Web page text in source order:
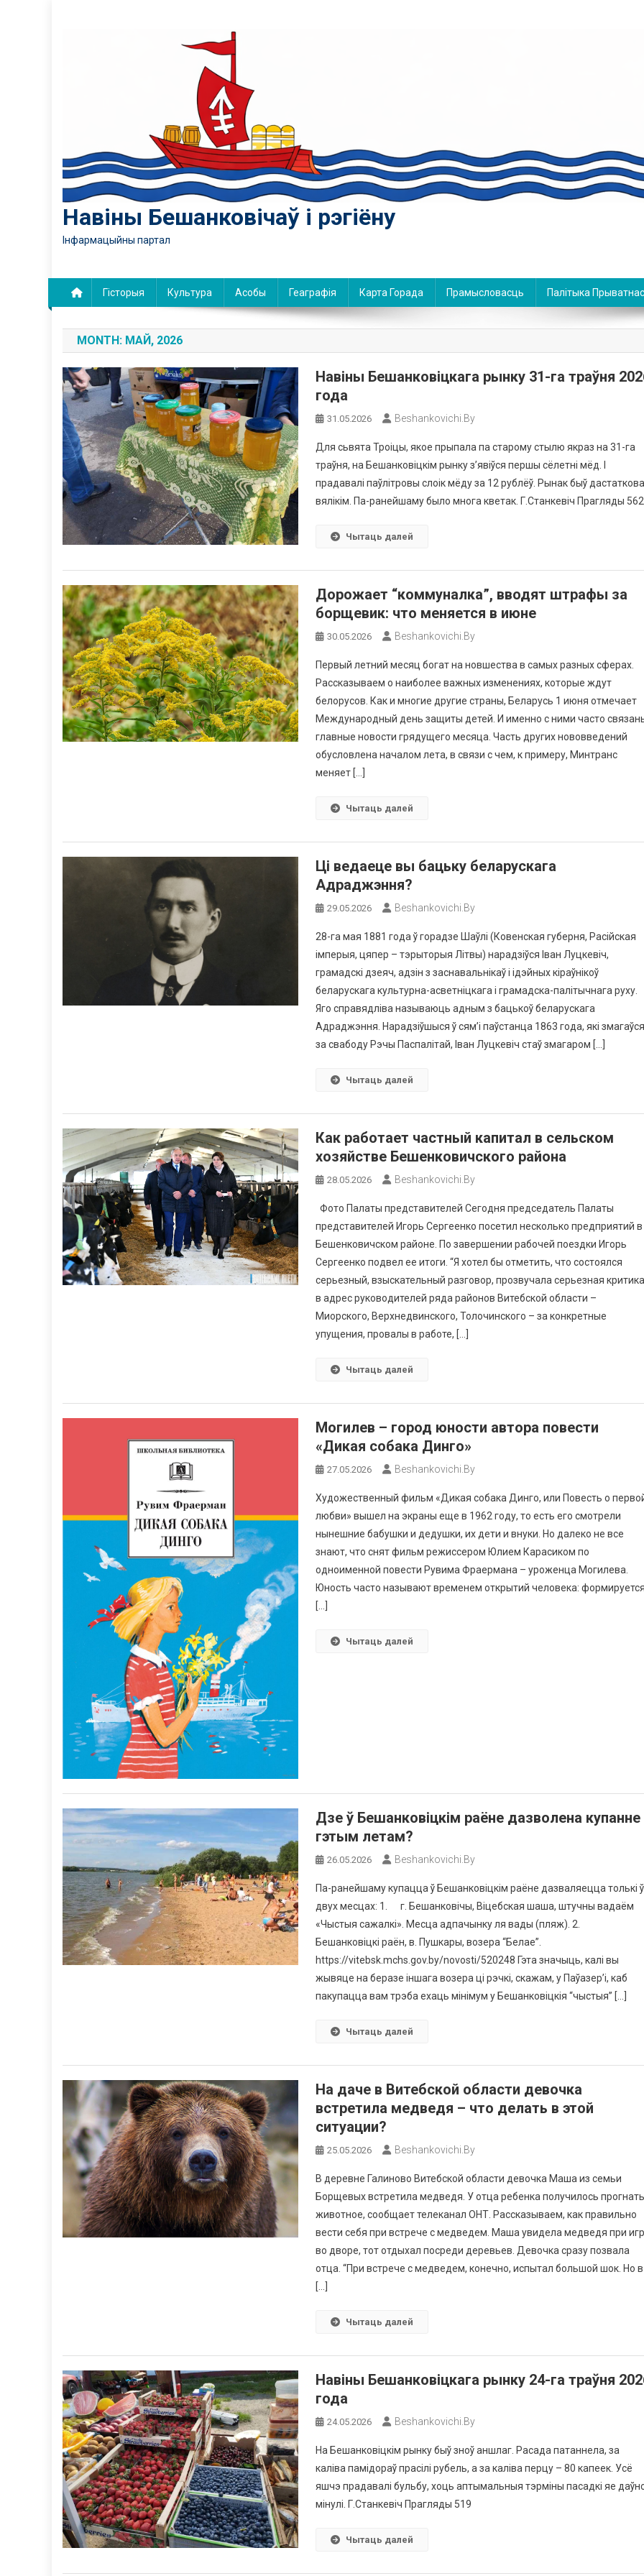
Навіны Бешанковічаў і рэгіёну
Інфармацыйны партал
Гісторыя Культура Асобы Геаграфія Карта Горада Прамысловасць Палітыка
MONTH: МАЙ, 2026
Навіны Бешанковіцкага рынку 31-га траўня
года
31.05.2026 Beshankovichi.by
Для сьвята Троіцы, якое прыпала па старому стылю якраз на 31-га
траўня, на Бешанковіцкім рынку з’явіўся першы сёлетні мёд. І
прадавалі паўлітровы слоік мёду за 12 рублёў. Рынак быў
вялікім. Па-ранейшаму было многа кветак. Г.Станкевіч Прагляды 562
Чытаць далей
Дорожает “коммуналка”, вводят штрафы за
борщевик: что меняется в июне
30.05.2026 Beshankovichi.by
Первый летний месяц богат на новшества в самых разных сферах.
Рассказываем о наиболее важных изменениях, которые ждут
белорусов. Как и многие другие страны, Беларусь 1 июня отмечает
Международный день защиты детей. И именно с ними часто
главные новости грядущего месяца. Часть других нововведений
обусловлена началом лета, в связи с чем, к примеру, Минтранс
меняет […]
Чытаць далей
Ці ведаеце вы бацьку беларускага
Адраджэння?
29.05.2026 Beshankovichi.by
28-га мая 1881 года ў горадзе Шаўлі (Ковенская губерня, Расійская
імперыя, цяпер – тэрыторыя Літвы) нарадзіўся Іван Луцкевіч,
грамадскі дзеяч, адзін з заснавальнікаў і ідэйных кіраўнікоў
беларускага культурна-асветніцкага і грамадска-палітычнага руху.
Яго справядліва называюць адным з бацькоў беларускага
Адраджэння. Нарадзіўшыся ў сям’і паўстанца 1863 года, які
за свабоду Рэчы Паспалітай, Іван Луцкевіч стаў змагаром […]
Чытаць далей
Как работает частный капитал в сельском
хозяйстве Бешенковичского района
28.05.2026 Beshankovichi.by
Фото Палаты представителей Сегодня председатель Палаты
представителей Игорь Сергеенко посетил несколько предприятий в
Бешенковичском районе. По завершении рабочей поездки Игорь
Сергеенко подвел ее итоги. “Я хотел бы отметить, что состоялся
серьезный, взыскательный разговор, прозвучала серьезная
в адрес руководителей ряда районов Витебской области –
Миорского, Верхнедвинского, Толочинского – за конкретные
упущения, провалы в работе, […]
Чытаць далей
Могилев – город юноcти автора повести
«Дикая собака Динго»
27.05.2026 Beshankovichi.by
Художественный фильм «Дикая собака Динго, или Повесть о
любви» вышел на экраны еще в 1962 году, то есть его смотрели
нынешние бабушки и дедушки, их дети и внуки. Но далеко не все
знают, что снят фильм режиссером Юлием Карасиком по
одноименной повести Рувима Фраермана – уроженца Могилева.
Юность часто называют временем открытий человека:
[…]
Чытаць далей
Дзе ў Бешанковіцкім раёне дазволена купанне
гэтым летам?
26.05.2026 Beshankovichi.by
Па-ранейшаму купацца ў Бешанковіцкім раёне дазваляецца толькі ў
двух месцах: 1. г. Бешанковічы, Віцебская шаша, штучны вадаём
«Чыстыя сажалкі». Месца адпачынку ля вады (пляж). 2.
Бешанковіцкі раён, в. Пушкары, возера “Белае”.
https://vitebsk.mchs.gov.by/novosti/520248 Гэта значыць, калі вы
жывяце на беразе іншага возера ці рэчкі, скажам, у Паўазер’і, каб
пакупацца вам трэба ехаць мінімум у Бешанковіцкія “чыстыя” […]
Чытаць далей
На даче в Витебской области девочка
встретила медведя – что делать в этой
ситуации?
25.05.2026 Beshankovichi.by
В деревне Галиново Витебской области девочка Маша из семьи
Борщевых встретила медведя. У отца ребенка получилось
животное, сообщает телеканал ОНТ. Рассказываем, как правильно
вести себя при встрече с медведем. Маша увидела медведя при
во дворе, тот отдыхал посреди деревьев. Девочка сразу позвала
отца. “При встрече с медведем, конечно, испытал большой шок. Но в
[…]
Чытаць далей
Навіны Бешанковіцкага рынку 24-га траўня
года
24.05.2026 Beshankovichi.by
На Бешанковіцкім рынку быў зноў аншлаг. Расада патаннела, за
каліва памідораў прасілі рубель, а за каліва перцу – 80 капеек. Усё
яшчэ прадавалі бульбу, хоць аптымальныя тэрміны пасадкі яе
мінулі. Г.Станкевіч Прагляды 519
Чытаць далей